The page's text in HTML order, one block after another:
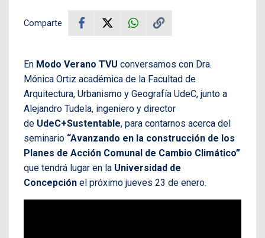
Comparte
En Modo Verano TVU conversamos con Dra.
Mónica Ortiz académica de la Facultad de
Arquitectura, Urbanismo y Geografía UdeC, junto a
Alejandro Tudela, ingeniero y director
de UdeC+Sustentable, para contarnos acerca del
seminario “Avanzando en la construcción de los
Planes de Acción Comunal de Cambio Climático”
que tendrá lugar en la Universidad de
Concepción el próximo jueves 23 de enero.